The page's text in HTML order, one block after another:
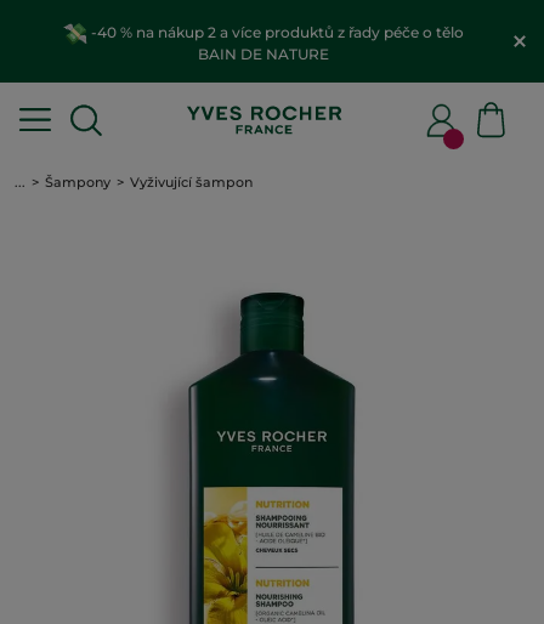
-40 % na nákup 2 a více produktů z řady péče o tělo
BAIN DE NATURE
... Šampony Vyživující šampon